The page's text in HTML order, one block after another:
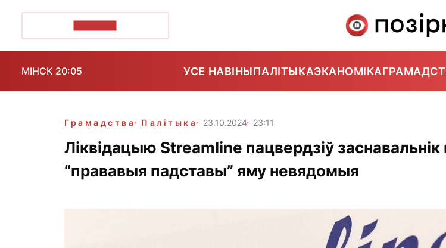
МІНСК 20:05 УСЕ НАВІНЫПАЛІТЫКАЭКАНОМІКА
Грамадства Палітыка 23.10.2024 23:11
Ліквідацыю Streamline пацвердзіў
“прававыя падставы” яму невядомыя